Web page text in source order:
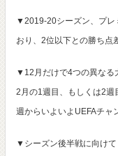
▼2019-20シーズン、プレ
おり、2位以下との勝ち点
▼12月だけで4つの異なる
2月の1週目、もしくは2週
週からいよいよUEFAチャ
▼シーズン後半戦に向けて